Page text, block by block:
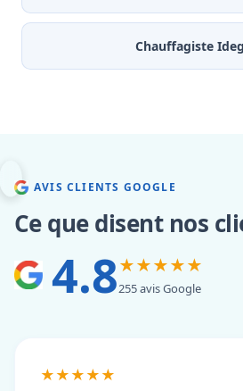
Chauffagiste
AVIS CLIENTS GOOGLE
Ce que disent nos
4.8★★★★★
255 avis Google
★★★★★